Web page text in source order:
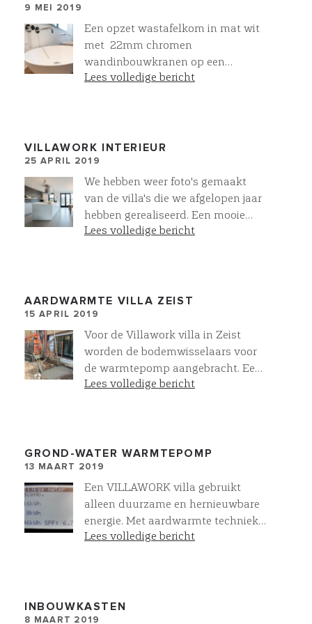
9 MEI 2019
Een opzet wastafelkom in mat wit
met 22mm chromen
wandinbouwkranen op een
meubelmaatwerk eiken onderkast.
klanten kiezen voor een VIllawork
Lees volledige bericht
VILLAWORK INTERIEUR
25 APRIL 2019
We hebben weer foto's gemaakt
van de villa's die we afgelopen jaar
hebben gerealiseerd. Een mooie
woon-eetkeuken met onze
Lees volledige bericht
AARDWARMTE VILLA ZEIST
15 APRIL 2019
Voor de Villawork villa in Zeist
worden de bodemwisselaars voor
de warmtepomp aangebracht. Een
all-electric villa waarbij met
Lees volledige bericht
GROND-WATER WARMTEPOMP
13 MAART 2019
Een VILLAWORK villa gebruikt
alleen duurzame en hernieuwbare
energie. Met aardwarmte techniek
wordt warmte en koude onttrokken
energie waarna het wordt ingezet
voor WARM WATER en
Lees volledige bericht
INBOUWKASTEN
8 MAART 2019